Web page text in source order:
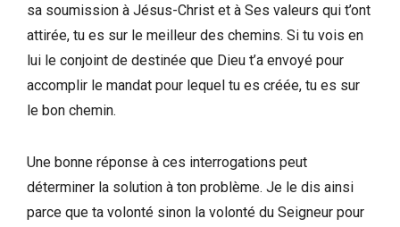
sa soumission à Jésus-Christ et à Ses valeurs qui t’ont
attirée, tu es sur le meilleur des chemins. Si tu vois en
lui le conjoint de destinée que Dieu t’a envoyé pour
accomplir le mandat pour lequel tu es créée, tu es sur
le bon chemin.
Une bonne réponse à ces interrogations peut
déterminer la solution à ton problème. Je le dis ainsi
parce que ta volonté sinon la volonté du Seigneur pour